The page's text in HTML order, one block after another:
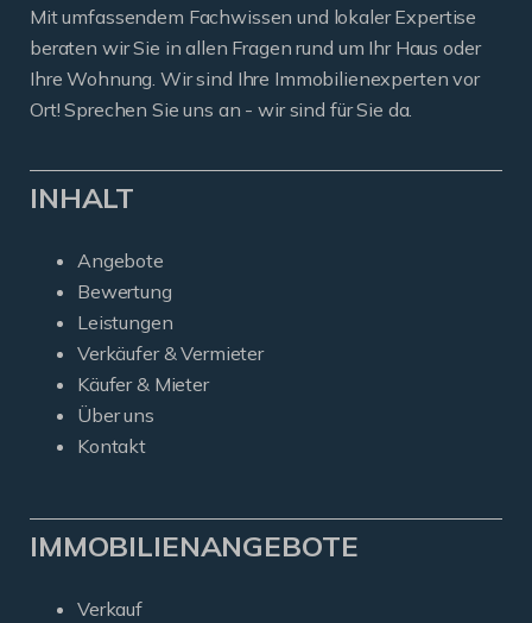
Mit umfassendem Fachwissen und lokaler Expertise
beraten wir Sie in allen Fragen rund um Ihr Haus oder
Ihre Wohnung. Wir sind Ihre Immobilienexperten vor
Ort! Sprechen Sie uns an - wir sind für Sie da.
INHALT
Angebote
Bewertung
Leistungen
Verkäufer & Vermieter
Käufer & Mieter
Über uns
Kontakt
IMMOBILIENANGEBOTE
Verkauf